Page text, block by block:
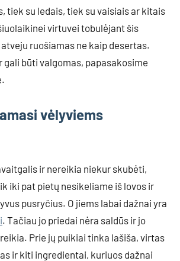
tiek su ledais, tiek su vaisiais ar kitais
virtuvei tobulėjant šis
ruošiamas ne kaip desertas.
gali būti valgomas, papasakosime
vėlyviems
ir nereikia niekur skubėti,
iki pat pietų nesikeliame iš lovos ir
pusryčius. O jiems labai dažnai yra
. Tačiau jo priedai nėra saldūs ir jo
Prie jų puikiai tinka lašiša, virtas
ir kiti ingredientai, kuriuos dažnai